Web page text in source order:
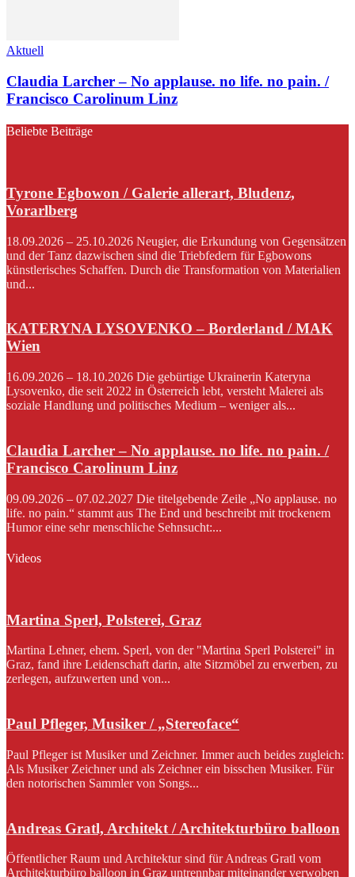
Aktuell
Claudia Larcher – No applause. no life. no pain. /
Francisco Carolinum Linz
Beliebte Beiträge
Tyrone Egbowon / Galerie allerart, Bludenz,
Vorarlberg
18.09.2026 – 25.10.2026 Neugier, die Erkundung von Gegensätzen
und der Tanz dazwischen sind die Triebfedern für Egbowons
künstlerisches Schaffen. Durch die Transformation von Materialien
und...
KATERYNA LYSOVENKO – Borderland / MAK
Wien
16.09.2026 – 18.10.2026 Die gebürtige Ukrainerin Kateryna
Lysovenko, die seit 2022 in Österreich lebt, versteht Malerei als
soziale Handlung und politisches Medium – weniger als...
Claudia Larcher – No applause. no life. no pain. /
Francisco Carolinum Linz
09.09.2026 – 07.02.2027 Die titelgebende Zeile „No applause. no
life. no pain.“ stammt aus The End und beschreibt mit trockenem
Humor eine sehr menschliche Sehnsucht:...
Videos
Martina Sperl, Polsterei, Graz
Martina Lehner, ehem. Sperl, von der "Martina Sperl Polsterei" in
Graz, fand ihre Leidenschaft darin, alte Sitzmöbel zu erwerben, zu
zerlegen, aufzuwerten und von...
Paul Pfleger, Musiker / „Stereoface“
Paul Pfleger ist Musiker und Zeichner. Immer auch beides zugleich:
Als Musiker Zeichner und als Zeichner ein bisschen Musiker. Für
den notorischen Sammler von Songs...
Andreas Gratl, Architekt / Architekturbüro balloon
Öffentlicher Raum und Architektur sind für Andreas Gratl vom
Architekturbüro balloon in Graz untrennbar miteinander verwoben